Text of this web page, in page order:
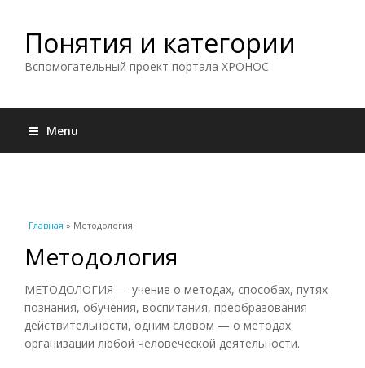
Понятия и категории
Вспомогательный проект портала ХРОНОС
Menu
Вы здесь
Главная » Методология
Методология
МЕТОДОЛОГИЯ — учение о методах, способах, путях
познания, обучения, воспитания, преобразования
действительности, одним словом — о методах
организации любой человеческой деятельности.